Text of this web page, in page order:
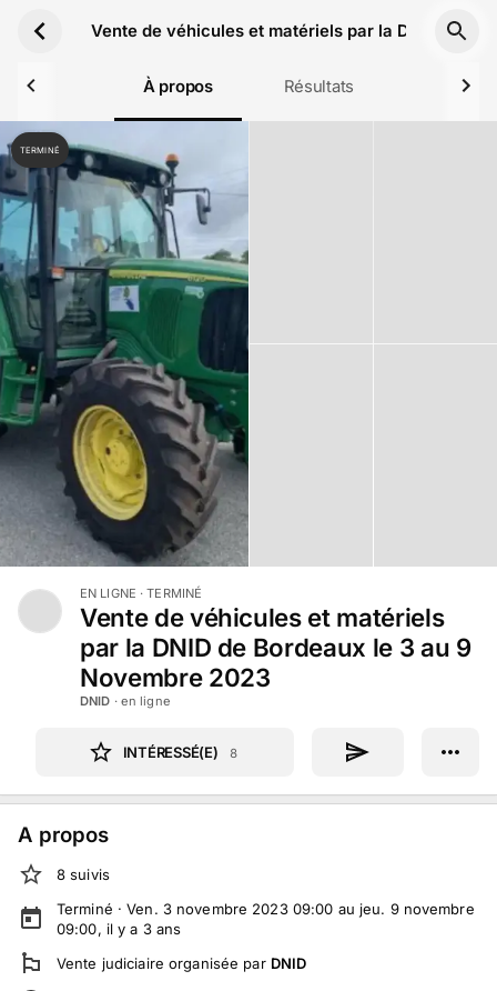
Vente de véhicules et matériels par la DNID de
À propos Résultats
TERMINÉ
EN LIGNE · TERMINÉ
Vente de véhicules et matériels
par la DNID de Bordeaux le 3 au 9
Novembre 2023
DNID · en ligne
INTÉRESSÉ(E) 8
A propos
8 suivis
Terminé ·Ven. 3 novembre 2023 09:00 au jeu. 9 novembre
09:00, il y a 3 ans
Vente judiciaire organisée par DNID